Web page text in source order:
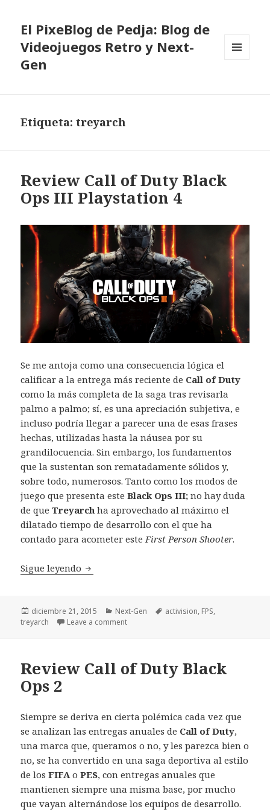
El PixeBlog de Pedja: Blog de
Videojuegos Retro y Next-
Gen
Etiqueta:treyarch
Review Call of Duty Black
Ops III Playstation 4
Se me antoja como una consecuencia lógica el
calificar a la entrega más reciente de Call of Duty
como la más completa de la saga tras revisarla
palmo a palmo; sí, es una apreciación subjetiva, e
incluso podría llegar a parecer una de esas frases
hechas, utilizadas hasta la náusea por su
grandilocuencia. Sin embargo, los fundamentos
que la sustentan son rematadamente sólidos y,
sobre todo, numerosos. Tanto como los modos de
juego que presenta esteBlack Ops III;no hay duda
de queTreyarch ha aprovechado al máximo el
dilatado tiempo de desarrollo con el que ha
contado para acometer este First Person Shooter.
Sigue leyendo Review Call of Duty Black Ops III
Publicado
el
diciembre 21, 2015 Categorías
Next-Gen Etiquetas
activision, FPS,
treyarch
Leave a comment
Review Call of Duty Black
Ops 2
Siempre se deriva en cierta polémica cada vez que
se analizan las entregas anuales de Call of Duty,
una marca que, queramos o no, y les parezca bien o
no, se ha convertido en una saga deportiva al estilo
de losFIFAoPES, con entregas anuales que
mantienen siempre una misma base, por mucho
que vayan alternándose los equipos de desarrollo.